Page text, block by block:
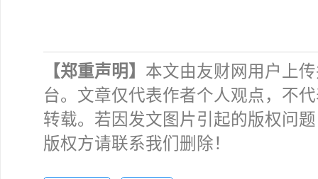
【郑重声明】 本文由友财网用户上
台。文章仅代表作者个人观点，不
转载。若因发文图片引起的版权问
版权方请联系我们删除！